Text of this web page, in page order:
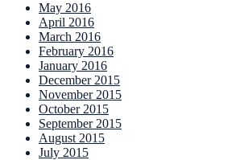
May 2016
April 2016
March 2016
February 2016
January 2016
December 2015
November 2015
October 2015
September 2015
August 2015
July 2015